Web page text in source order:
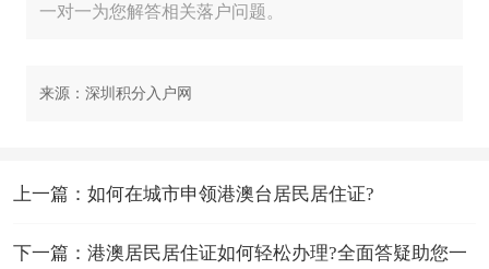
一对一为您解答相关落户问题。
来源：深圳积分入户网
上一篇：如何在城市申领港澳台居民居住证?
下一篇：港澳居民居住证如何轻松办理?全面答疑助您一